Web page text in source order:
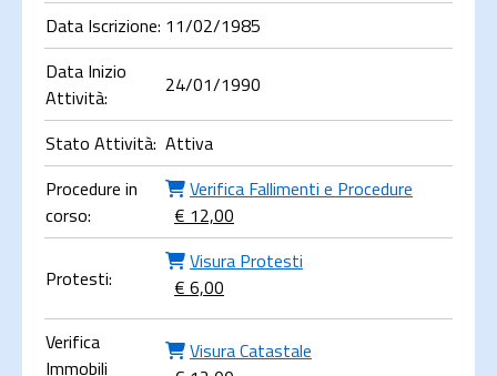
Data Iscrizione: 11/02/1985
Data Inizio
Attività:
24/01/1990
Stato Attività: Attiva
Procedure in
corso:
Verifica Fallimenti e Procedure
€ 12,00
Protesti:
Visura Protesti
€ 6,00
Verifica
Immobili
Visura Catastale